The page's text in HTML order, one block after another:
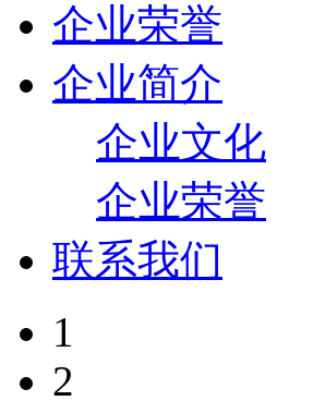
企业荣誉
企业简介
企业文化
企业荣誉
联系我们
1
2